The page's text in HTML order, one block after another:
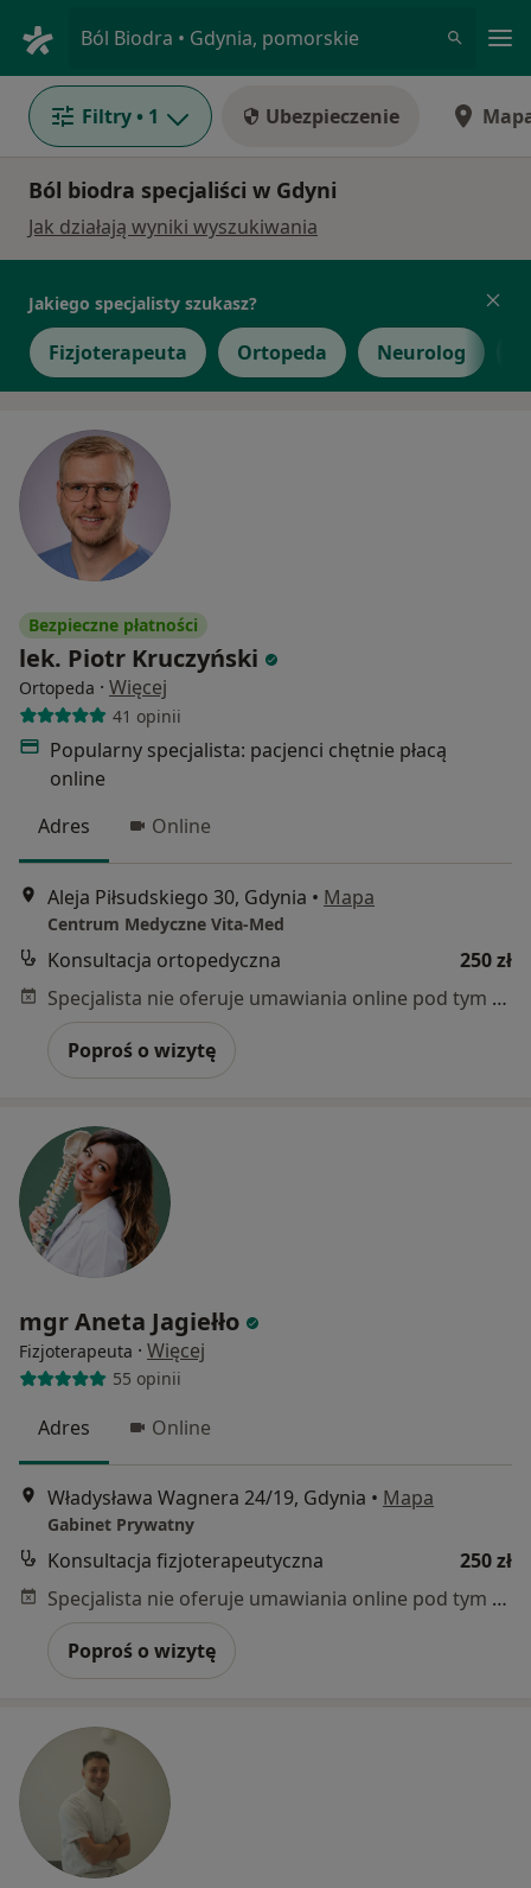
Ból Biodra • Gdynia, pomorskie
Filtry • 1 Ubezpieczenie
Ból biodra specjaliści w Gdyni
Jak działają wyniki wyszukiwania
Jakiego specjalisty szukasz?
Fizjoterapeuta Ortopeda Neurolog
Bezpieczne płatności
lek. Piotr Kruczyński
Ortopeda · Więcej
41 opinii
Popularny specjalista: pacjenci chętnie płacą
online
Adres
Online
Aleja Piłsudskiego 30, Gdynia • Mapa
Centrum Medyczne Vita-Med
Konsultacja ortopedyczna
250 zł
Specjalista nie oferuje umawiania online pod tym adresem.
Poproś o wizytę
mgr Aneta Jagiełło
Fizjoterapeuta · Więcej
55 opinii
Adres Online
Władysława Wagnera 24/19, Gdynia • Mapa
Gabinet Prywatny
Konsultacja fizjoterapeutyczna
250 zł
Specjalista nie oferuje umawiania online pod tym adresem.
Poproś o wizytę